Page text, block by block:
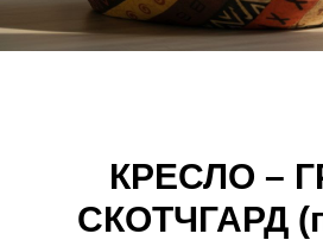
КРЕСЛО –
СКОТЧГАРД